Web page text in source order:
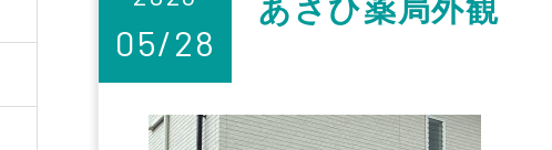
05/28
あさひ薬局外観